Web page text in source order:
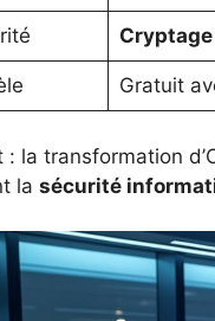
Gratuit
: la transformation
la sécurité